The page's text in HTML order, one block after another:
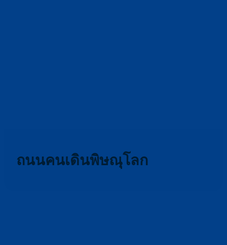
ถนนคนเดินพิษณุโลก